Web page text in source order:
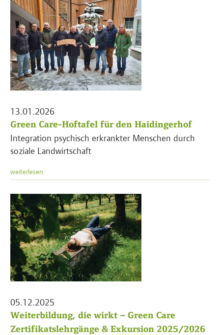
13.01.2026
Green Care-Hoftafel für den Haidingerhof
Integration psychisch erkrankter Menschen durch
soziale Landwirtschaft
weiterlesen
05.12.2025
Weiterbildung, die wirkt – Green Care
Zertifikatslehrgänge & Exkursion 2025/2026